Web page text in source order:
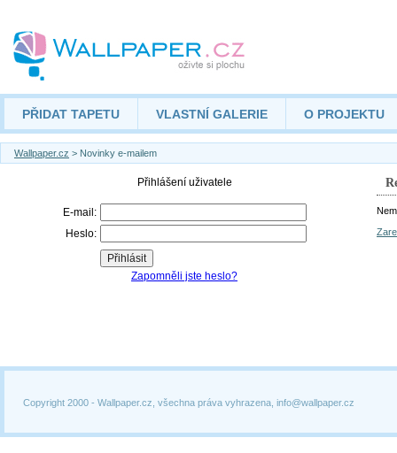
PŘIDAT TAPETU VLASTNÍ GALERIE O PROJEKTU
Wallpaper.cz > Novinky e-mailem
Copyright 2000 - Wallpaper.cz, všechna práva vyhrazena, info@wallpaper.cz